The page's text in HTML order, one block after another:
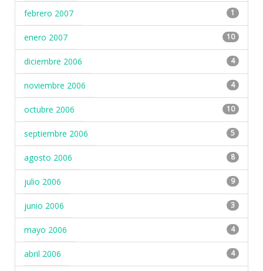
febrero 2007 1
enero 2007 10
diciembre 2006 4
noviembre 2006 4
octubre 2006 10
septiembre 2006 5
agosto 2006 8
julio 2006 9
junio 2006 3
mayo 2006 4
abril 2006 4